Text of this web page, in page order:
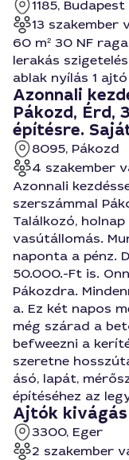
1185, Budapest
13 szakember
60 m² 30 NF
lerakás
ablak nyílás 1
Azonnali
Pákozd, Érd,
építésre.
8095, Pákozd
4 szakember
Azonnali
szerszámmal
Találkozó,
vasútállomás.
naponta a pénz.
50.000.-Ft is.
Pákozdra.
a. Ez két napos
még szárad a
befweezni a
szeretne
ásó, lapát,
építéséhez az
Ajtók
3300, Eger
2 szakember